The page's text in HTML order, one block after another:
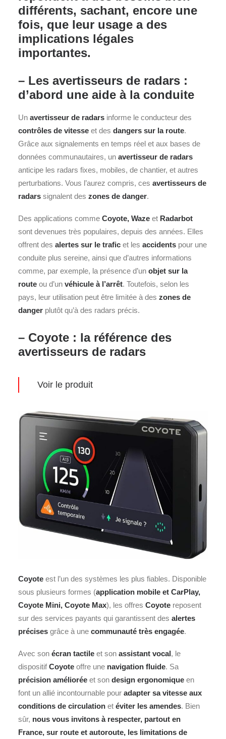
différents, sachant, encore une
fois, que leur usage a des
implications légales
importantes.
– Les avertisseurs de radars :
d’abord une aide à la conduite
Un avertisseur de radars informe le conducteur des
contrôles de vitesse et des dangers sur la route.
Grâce aux signalements en temps réel et aux bases de
données communautaires, un avertisseur de radars
anticipe les radars fixes, mobiles, de chantier, et autres
perturbations. Vous l’aurez compris, ces avertisseurs de
radars signalent des zones de danger.
Des applications comme Coyote, Waze et Radarbot
sont devenues très populaires, depuis des années. Elles
offrent des alertes sur le trafic et les accidents pour une
conduite plus sereine, ainsi que d’autres informations
comme, par exemple, la présence d’un objet sur la
route ou d’un véhicule à l’arrêt. Toutefois, selon les
pays, leur utilisation peut être limitée à des zones de
danger plutôt qu’à des radars précis.
– Coyote : la référence des
avertisseurs de radars
Voir le produit
Coyote est l’un des systèmes les plus fiables. Disponible
sous plusieurs formes (application mobile et CarPlay,
Coyote Mini, Coyote Max), les offres Coyote reposent
sur des services payants qui garantissent des alertes
précises grâce à une communauté très engagée.
Avec son écran tactile et son assistant vocal, le
dispositifCoyote offre une navigation fluide. Sa
précision améliorée et son design ergonomique en
font un allié incontournable pour adapter sa vitesse aux
conditions de circulation et éviter les amendes. Bien
sûr, nous vous invitons à respecter, partout en
France, sur route et autoroute, les limitations de